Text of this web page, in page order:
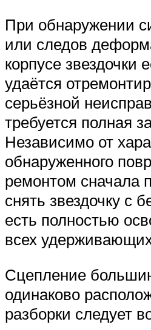
При обнаружении
или следов
корпусе звездочки
удаётся
серьёзной
требуется полная
Независимо от
обнаруженного
ремонтом сначала
снять звездочку с
есть полностью
всех
Сцепление
одинаково
разборки следует